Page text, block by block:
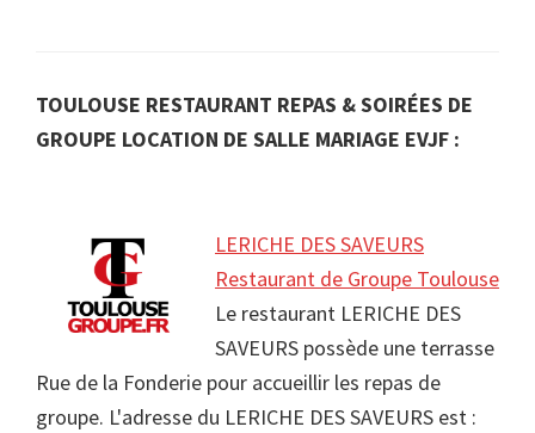
TOULOUSE RESTAURANT REPAS & SOIRÉES DE
GROUPE LOCATION DE SALLE MARIAGE EVJF :
LERICHE DES SAVEURS
Restaurant de Groupe Toulouse
Le restaurant LERICHE DES
SAVEURS possède une terrasse
Rue de la Fonderie pour accueillir les repas de
groupe. L'adresse du LERICHE DES SAVEURS est :